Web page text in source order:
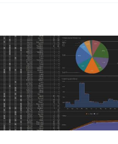
intervention